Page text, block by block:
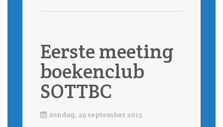
Eerste meeting
boekenclub
SOTTBC
zondag, 29 september 2013